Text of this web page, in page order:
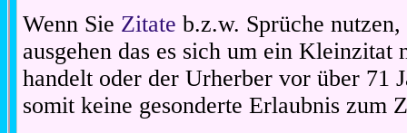
Wenn Sie Zitate b.z.w. Sprüche
ausgehen das es sich um ein Kleinzitat
handelt oder der Urherber vor über 71
somit keine gesonderte Erlaubnis zum